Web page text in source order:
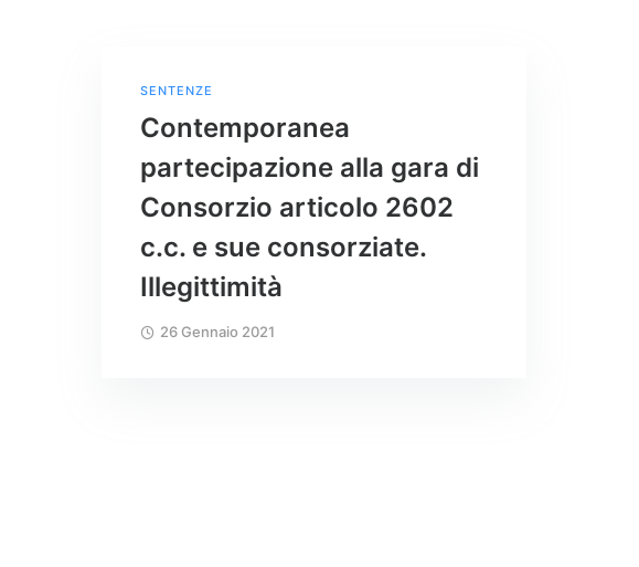
SENTENZE
Contemporanea
partecipazione alla gara di
Consorzio articolo 2602
c.c. e sue consorziate.
Illegittimità
26 Gennaio 2021